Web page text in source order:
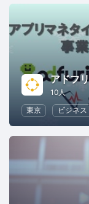
アドフ
10人
東京
ビジネス